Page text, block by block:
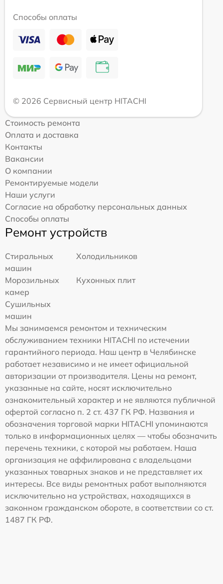
Способы оплаты
© 2026 Сервисный центр HITACHI
Стоимость ремонта
Оплата и доставка
Контакты
Вакансии
О компании
Ремонтируемые модели
Наши услуги
Согласие на обработку персональных данных
Способы оплаты
Ремонт устройств
Стиральных
машин
Холодильников
Морозильных
камер
Кухонных плит
Сушильных
машин
Мы занимаемся ремонтом и техническим
обслуживанием техники HITACHI по истечении
гарантийного периода. Наш центр в Челябинске
работает независимо и не имеет официальной
авторизации от производителя. Цены на ремонт,
указанные на сайте, носят исключительно
ознакомительный характер и не являются публичной
офертой согласно п. 2 ст. 437 ГК РФ. Названия и
обозначения торговой марки HITACHI упоминаются
только в информационных целях — чтобы обозначить
перечень техники, с которой мы работаем. Наша
организация не аффилирована с владельцами
указанных товарных знаков и не представляет их
интересы. Все виды ремонтных работ выполняются
исключительно на устройствах, находящихся в
законном гражданском обороте, в соответствии со ст.
1487 ГК РФ.